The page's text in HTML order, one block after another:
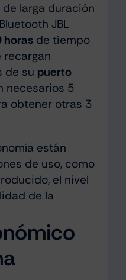
de larga duración
JBL
horasde tiempo
de su puerto
necesarios 5
obtener otras 3
están
de uso, como
el nivel
de la